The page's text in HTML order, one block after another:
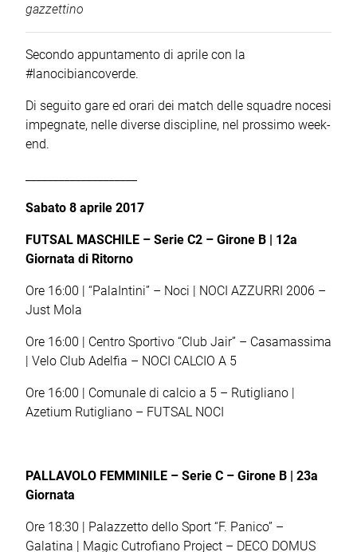
gazzettino
Secondo appuntamento di aprile con la
#lanocibiancoverde.
Di seguito gare ed orari dei match delle squadre nocesi
impegnate, nelle diverse discipline, nel prossimo week-
end.
Sabato 8 aprile 2017
FUTSAL MASCHILE – Serie C2 – Girone B | 12a
Giornata di Ritorno
Ore 16:00 | “PalaIntini” – Noci | NOCI AZZURRI 2006 –
Just Mola
Ore 16:00 | Centro Sportivo “Club Jair” – Casamassima
| Velo Club Adelfia – NOCI CALCIO A 5
Ore 16:00 | Comunale di calcio a 5 – Rutigliano |
Azetium Rutigliano – FUTSAL NOCI
PALLAVOLO FEMMINILE – Serie C – Girone B | 23a
Giornata
Ore 18:30 | Palazzetto dello Sport “F. Panico” –
Galatina | Magic Cutrofiano Project – DECO DOMUS